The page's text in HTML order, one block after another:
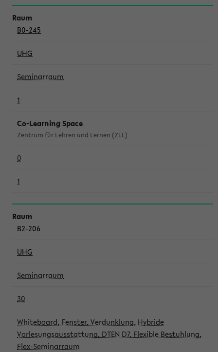
B0-245
UHG
Seminarraum
1
Co-Learning Space
Zentrum für Lehren und Lernen (ZLL)
0
1
B2-206
UHG
Seminarraum
30
Whiteboard, Fenster, Verdunklung, Hybride
Vorlesungsausstattung, DTEN D7, Flexible Bestuhlung,
Flex-Seminarraum